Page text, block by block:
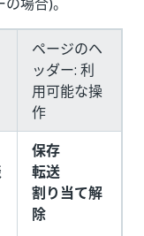
ページのヘ
ッダー: 利
用可能な操
作
保存
転送
割り当て解
除